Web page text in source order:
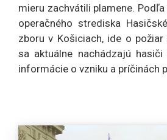
mieru zachvátili plamene.
operačného strediska
zboru v Košiciach, ide o
sa aktuálne nachádzajú
informácie o vzniku a príčinách